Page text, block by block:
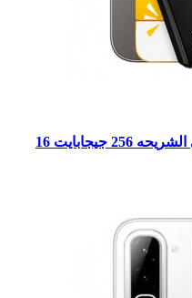
موبايل انفينكس نوت 60 x6879 ثنائي الشريحه 256 جيجابايت 16